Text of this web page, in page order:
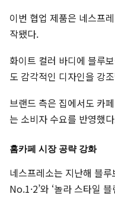
이번 협업 제품은 네스프
작됐다.
화이트 컬러 바디에 블루
도 감각적인 디자인을 강
브랜드 측은 집에서도 카
는 소비자 수요를 반영했
홈카페 시장 공략 강화
네스프레소는 지난해 블
No.1·2’와 ‘놀라 스타일